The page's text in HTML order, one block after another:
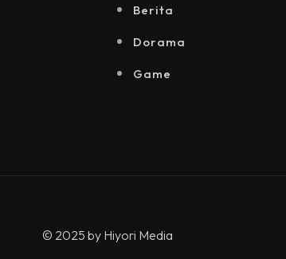
Berita
Dorama
Game
© 2025 by Hiyori Media